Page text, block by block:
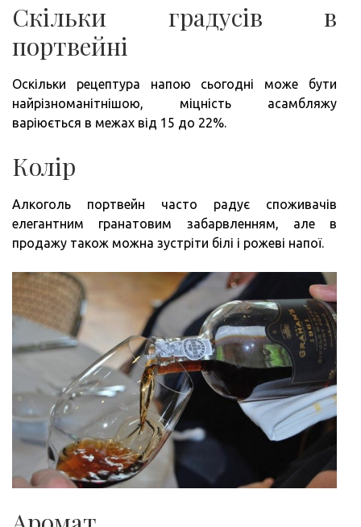
Скільки градусів в
портвейні
Оскільки рецептура напою сьогодні може бути
найрізноманітнішою, міцність асамбляжу
варіюється в межах від 15 до 22%.
Колір
Алкоголь портвейн часто радує споживачів
елегантним гранатовим забарвленням, але в
продажу також можна зустріти білі і рожеві напої.